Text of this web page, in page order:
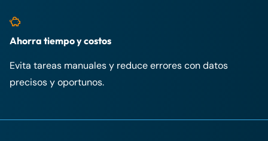
Ahorra tiempo y costos
Evita tareas manuales y reduce errores con datos
precisos y oportunos.